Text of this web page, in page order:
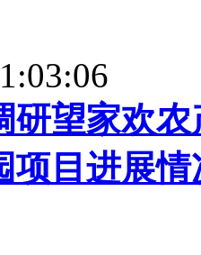
研望家欢
项目进展情